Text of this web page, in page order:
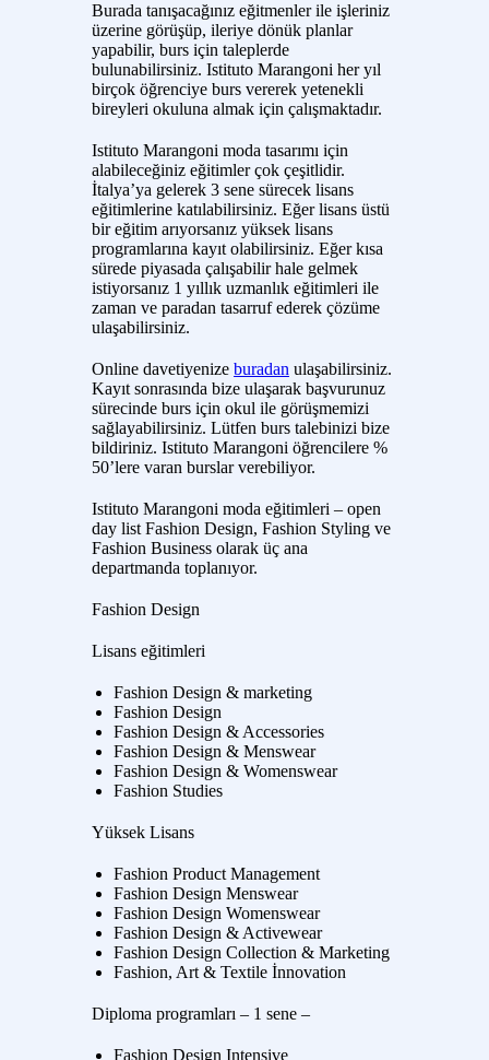
Burada tanışacağınız eğitmenler ile işleriniz
üzerine görüşüp, ileriye dönük planlar
yapabilir, burs için taleplerde
bulunabilirsiniz. Istituto Marangoni her yıl
birçok öğrenciye burs vererek yetenekli
bireyleri okuluna almak için çalışmaktadır.
Istituto Marangoni moda tasarımı için
alabileceğiniz eğitimler çok çeşitlidir.
İtalya’ya gelerek 3 sene sürecek lisans
eğitimlerine katılabilirsiniz. Eğer lisans üstü
bir eğitim arıyorsanız yüksek lisans
programlarına kayıt olabilirsiniz. Eğer kısa
sürede piyasada çalışabilir hale gelmek
istiyorsanız 1 yıllık uzmanlık eğitimleri ile
zaman ve paradan tasarruf ederek çözüme
ulaşabilirsiniz.
Online davetiyenize buradan ulaşabilirsiniz.
Kayıt sonrasında bize ulaşarak başvurunuz
sürecinde burs için okul ile görüşmemizi
sağlayabilirsiniz. Lütfen burs talebinizi bize
bildiriniz. Istituto Marangoni öğrencilere %
50’lere varan burslar verebiliyor.
Istituto Marangoni moda eğitimleri – open
day list Fashion Design, Fashion Styling ve
Fashion Business olarak üç ana
departmanda toplanıyor.
Fashion Design
Lisans eğitimleri
Fashion Design & marketing
Fashion Design
Fashion Design & Accessories
Fashion Design & Menswear
Fashion Design & Womenswear
Fashion Studies
Yüksek Lisans
Fashion Product Management
Fashion Design Menswear
Fashion Design Womenswear
Fashion Design & Activewear
Fashion Design Collection & Marketing
Fashion, Art & Textile İnnovation
Diploma programları – 1 sene –
Fashion Design Intensive